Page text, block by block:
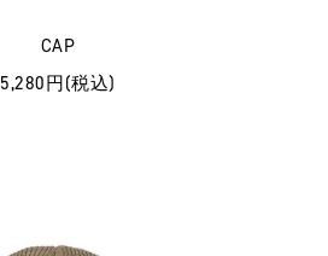
CAP
5,280円(税込)